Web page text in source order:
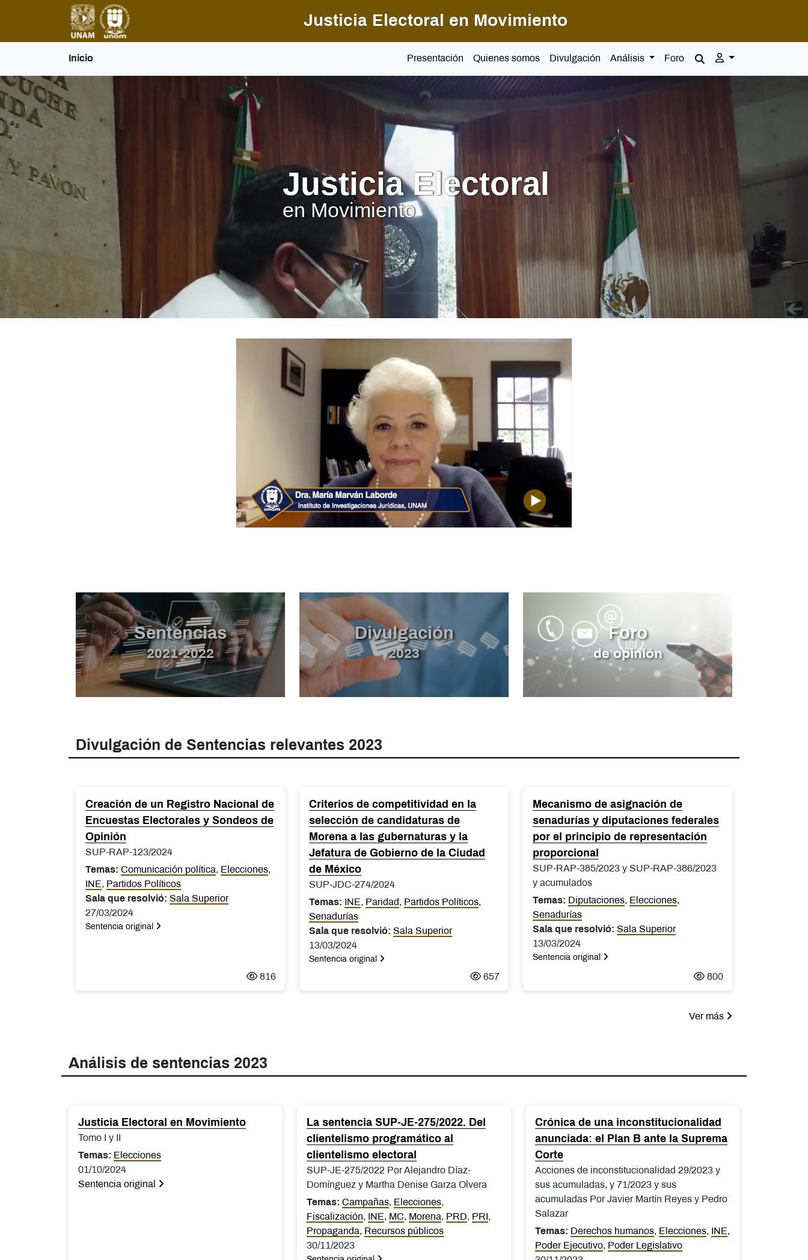
Justicia Electoral en Movimiento
Inicio Presentación Quienes somos Divulgación Análisis Foro
Justicia Electoral
en Movimiento
Sentencias
2021-2022
Divulgación
2023
Foro
de opinión
Divulgación de Sentencias relevantes 2023
Creación de un Registro Nacional de
Encuestas Electorales y Sondeos de
Opinión
SUP-RAP-123/2024
Temas: Comunicación política, Elecciones,
INE, Partidos Políticos
Sala que resolvió: Sala Superior
27/03/2024
Sentencia original
816
Criterios de competitividad en la
selección de candidaturas de
Morena a las gubernaturas y la
Jefatura de Gobierno de la Ciudad
de México
SUP-JDC-274/2024
Temas:
INE, Paridad , Partidos Políticos,
Senadurías
Sala que resolvió: Sala Superior
13/03/2024
Sentencia original
657
Mecanismo de asignación de
senadurías y diputaciones federales
por el principio de representación
proporcional
SUP-RAP-385/2023 y SUP-RAP-386/2023
y acumulados
Temas: Diputaciones, Elecciones,
Senadurías
Sala que resolvió: Sala Superior
13/03/2024
Sentencia original
800
Ver más
Análisis de sentencias 2023
Justicia Electoral en Movimiento
Tomo I y II
Temas: Elecciones
01/10/2024
Sentencia original
La sentencia SUP-JE-275/2022. Del
clientelismo programático al
clientelismo electoral
SUP-JE-275/2022 Por Alejandro Díaz-
Domínguez y Martha Denise Garza Olvera
Temas: Campañas, Elecciones,
Fiscalización, INE, MC, Morena, PRD, PRI ,
Propaganda, Recursos públicos
30/11/2023
Crónica de una inconstitucionalidad
anunciada: el Plan B ante la Suprema
Corte
Acciones de inconstitucionalidad 29/2023 y
sus acumuladas, y 71/2023 y sus
acumuladas Por Javier Martín Reyes y Pedro
Salazar
Temas: Derechos humanos, Elecciones, INE,
Poder Ejecutivo, Poder Legislativo